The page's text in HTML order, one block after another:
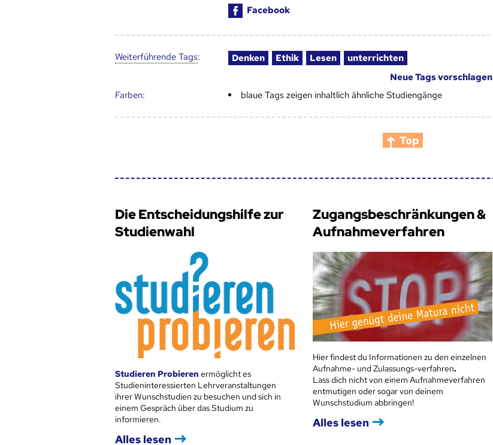
Facebook
Weiter­führende Tags: Denken Ethik Lesen
unterrichten
Neue Tags vorschlagen
Farben:
blaue Tags zeigen inhaltlich ähnliche Studiengänge
Top
Die Entscheidungshilfe zur
Studienwahl
Studieren Probieren ermöglicht es
Studieninteressierten Lehrveranstaltungen
ihrer Wunschstudien zu besuchen und sich in
einem Gespräch über das Studium zu
informieren.
Alles lesen
Zugangsbeschränkungen &
Aufnahmeverfahren
Hier findest du Informationen zu den einzelnen
Aufnahme- und Zulassungs-verfahren.
Lass dich nicht von einem Aufnahmeverfahren
entmutigen oder sogar von deinem
Wunschstudium abbringen!
Alles lesen